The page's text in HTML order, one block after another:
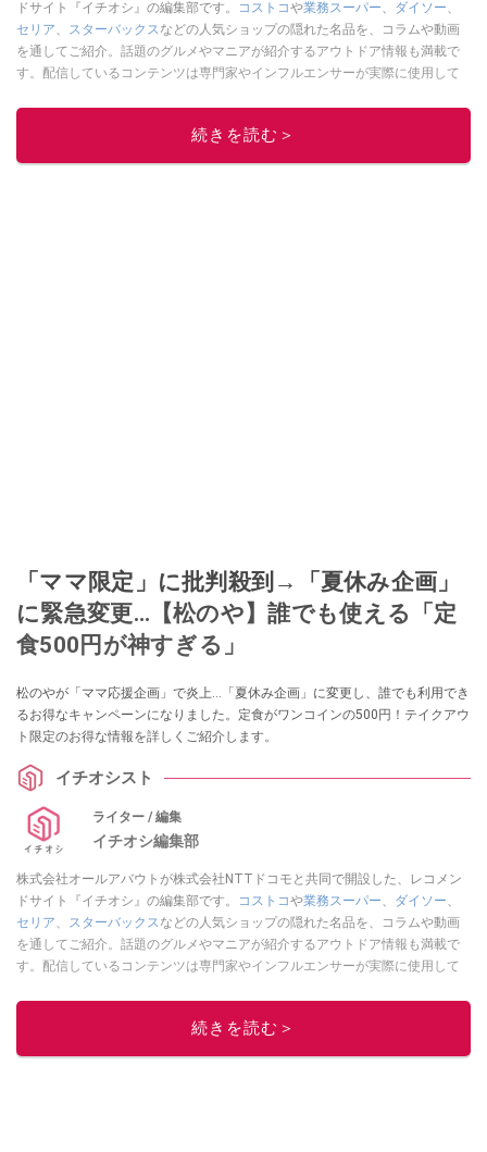
ドサイト『イチオシ』の編集部です。
コストコや業務スーパー、 ダイソー、
セリア、 スターバックスなどの人気ショップの隠れた名品を、コラムや動画
を通してご紹介。話題のグルメやマニアが紹介するアウトドア情報も満載で
す。配信しているコンテンツは専門家やインフルエンサーが実際に使用して
ニュースでフォロー
続きを読む＞
「ママ限定」に批判殺到→「夏休み企画」
に緊急変更…【松のや】誰でも使える「定
食500円が神すぎる」
松のやが「ママ応援企画」で炎上…「夏休み企画」に変更し、誰でも利用でき
るお得なキャンペーンになりました。定食がワンコインの500円！テイクアウ
ト限定のお得な情報を詳しくご紹介します。
イチオシスト
ライター / 編集
イチオシ編集部
株式会社オールアバウトが株式会社NTTドコモと共同で開設した、レコメン
ドサイト『イチオシ』の編集部です。
コストコや業務スーパー、 ダイソー、
セリア、 スターバックスなどの人気ショップの隠れた名品を、コラムや動画
を通してご紹介。話題のグルメやマニアが紹介するアウトドア情報も満載で
す。配信しているコンテンツは専門家やインフルエンサーが実際に使用して
ニュースでフォロー
続きを読む＞